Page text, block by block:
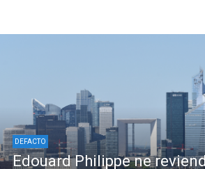
DEFACTO
Edouard Philippe ne